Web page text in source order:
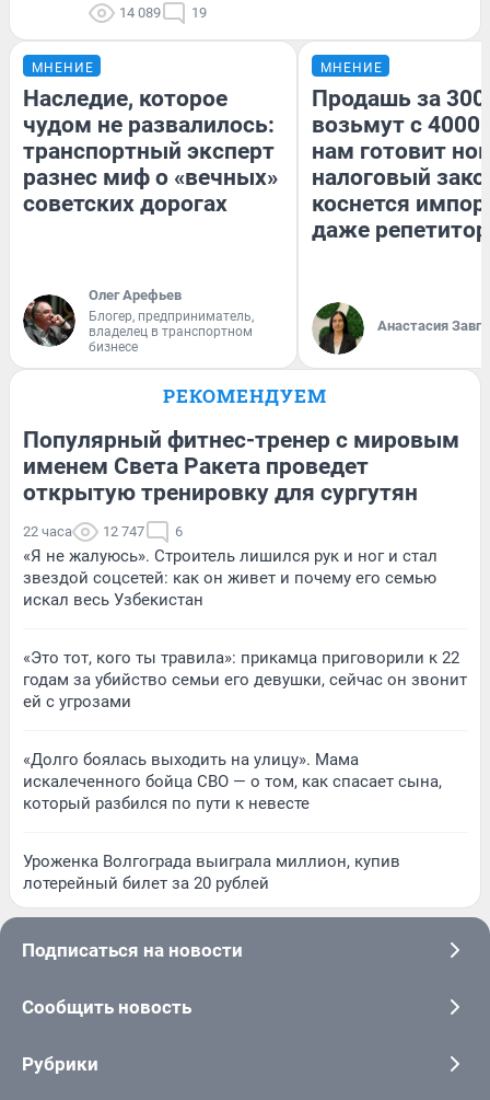
14 089 19
МНЕНИЕ
Наследие, которое
чудом не развалилось:
транспортный эксперт
разнес миф о «вечных»
советских дорогах
Олег Арефьев
Блогер, предприниматель,
владелец в транспортном
бизнесе
МНЕНИЕ
Продашь за
возьмут с
нам готовит
налоговый
коснется
даже
Анастасия
РЕКОМЕНДУЕМ
Популярный фитнес-тренер с мировым
именем Света Ракета проведет
открытую тренировку для сургутян
22 часа 12 747 6
«Я не жалуюсь». Строитель лишился рук и ног и стал
звездой соцсетей: как он живет и почему его семью
искал весь Узбекистан
«Это тот, кого ты травила»: прикамца приговорили к 22
годам за убийство семьи его девушки, сейчас он звонит
ей с угрозами
«Долго боялась выходить на улицу». Мама
искалеченного бойца СВО — о том, как спасает сына,
который разбился по пути к невесте
Уроженка Волгограда выиграла миллион, купив
лотерейный билет за 20 рублей
Подписаться на новости
Сообщить новость
Рубрики